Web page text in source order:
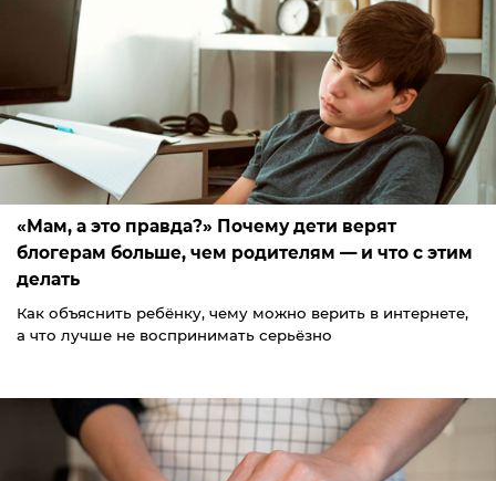
«Мам, а это правда?» Почему дети верят
блогерам больше, чем родителям — и что с этим
делать
Как объяснить ребёнку, чему можно верить в интернете,
а что лучше не воспринимать серьёзно